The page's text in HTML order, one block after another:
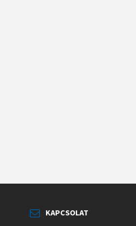
KAPCSOLAT